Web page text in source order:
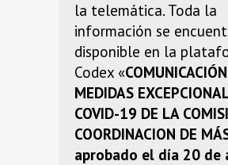
la telemática. Toda la
información se
disponible en la
Codex «COMUNICACIÓN
MEDIDAS
COVID-19 DE LA
COORDINACION DE
aprobado el día 20 de